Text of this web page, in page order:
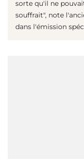
sorte qu'il ne
souffrait", note
dans l'émission